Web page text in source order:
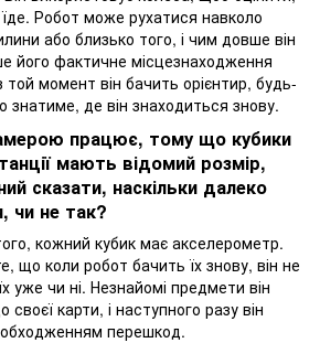
їде. Робот може рухатися навколо
або близько того, і чим довше він
його фактичне місцезнаходження
момент він бачить орієнтир, будь-
знатиме, де він знаходиться знову.
працює, тому що кубики
мають відомий розмір,
сказати, наскільки далеко
чи не так?
кожний кубик має акселерометр.
що коли робот бачить їх знову, він не
уже чи ні. Незнайомі предмети він
карти, і наступного разу він
перешкод.